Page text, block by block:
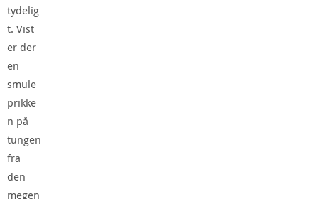
tydelig
t. Vist
er der
en
smule
prikke
n på
tungen
fra
den
megen